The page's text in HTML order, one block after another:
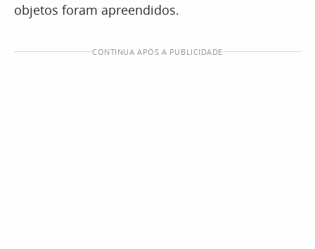
objetos foram apreendidos.
CONTINUA APÓS A PUBLICIDADE